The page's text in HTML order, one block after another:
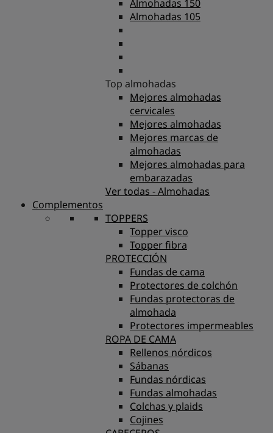
Almohadas 150
Almohadas 105
Top almohadas
Mejores almohadas
cervicales
Mejores almohadas
Mejores marcas de
almohadas
Mejores almohadas para
embarazadas
Ver todas - Almohadas
Complementos
TOPPERS
Topper visco
Topper fibra
PROTECCIÓN
Fundas de cama
Protectores de colchón
Fundas protectoras de
almohada
Protectores impermeables
ROPA DE CAMA
Rellenos nórdicos
Sábanas
Fundas nórdicas
Fundas almohadas
Colchas y plaids
Cojines